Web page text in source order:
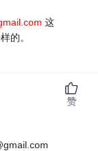
这
的。
赞